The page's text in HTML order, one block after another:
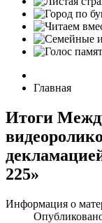
Главная
Итоги
225»
Информация о